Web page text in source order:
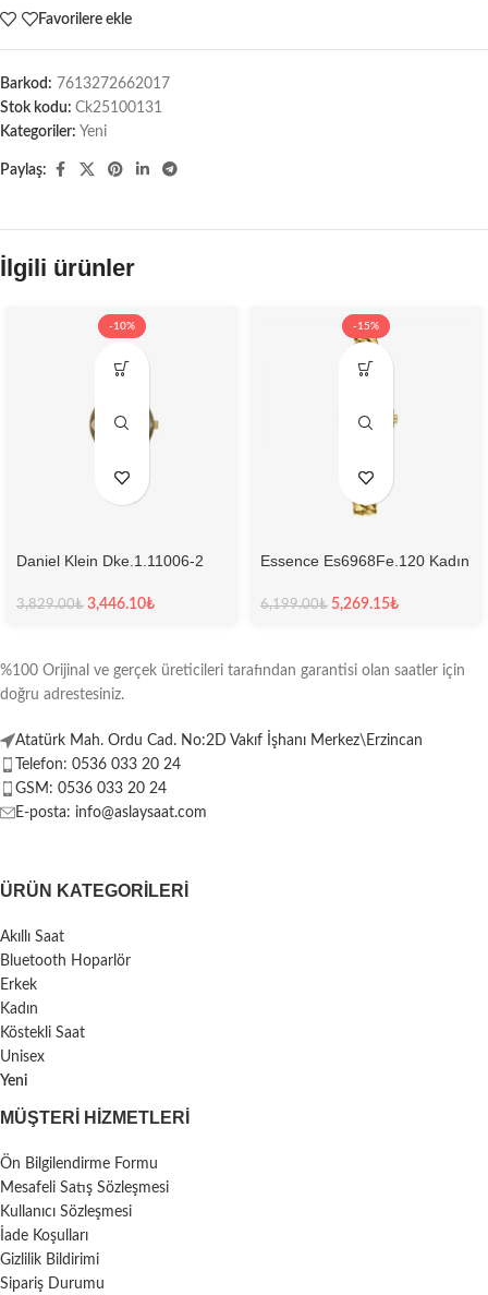
Favorilere ekle
Barkod: 7613272662017
Stok kodu: Ck25100131
Kategoriler: Yeni
Paylaş:
İlgili ürünler
-10%
Daniel Klein Dke.1.11006-2
3,829.00₺ 3,446.10₺
-15%
Essence Es6968Fe.120 Kadın
6,199.00₺ 5,269.15₺
%100 Orijinal ve gerçek üreticileri tarafından garantisi olan saatler için
doğru adrestesiniz.
Atatürk Mah. Ordu Cad. No:2D Vakıf İşhanı Merkez\Erzincan
Telefon: 0536 033 20 24
GSM: 0536 033 20 24
E-posta: info@aslaysaat.com
ÜRÜN KATEGORILERI
Akıllı Saat
Bluetooth Hoparlör
Erkek
Kadın
Köstekli Saat
Unisex
Yeni
MÜŞTERI HIZMETLERI
Ön Bilgilendirme Formu
Mesafeli Satış Sözleşmesi
Kullanıcı Sözleşmesi
İade Koşulları
Gizlilik Bildirimi
Sipariş Durumu